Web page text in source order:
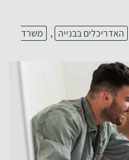
האדריכלים בבנייה ,
משרד